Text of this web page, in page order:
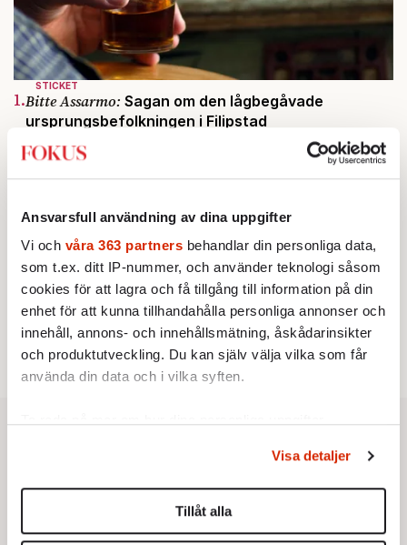
Ansvarsfull användning av dina uppgifter
Vi och våra 363 partners behandlar din personliga data,
som t.ex. ditt IP-nummer, och använder teknologi såsom
cookies för att lagra och få tillgång till information på din
enhet för att kunna tillhandahålla personliga annonser och
innehåll, annons- och innehållsmätning, åskådarinsikter
och produktutveckling. Du kan själv välja vilka som får
använda din data och i vilka syften.
Du kan ändra eller dra tillbaka ditt samtycke när som
helst från cookie-förklaringen.
Vi använder enhetsidentifierare för att anpassa innehållet
Visa detaljer
Tillåt alla
STICKET
1.Bitte Assarmo: Sagan om den lågbegåvade
ursprungsbefolkningen i Filipstad
2.Sakine Madon:
Efter islamistdådet oroar sig
Av: Bengt Jangfeldt
4.Johan Hakelius:DN-rubriken visar vad som sägs
mellan raderna
STICKET
5. Johan Romin: Varför ställs aldrig dessa frågor?
STICKET
6.Dan Korn:Quisling, quislingar och sten i glashus